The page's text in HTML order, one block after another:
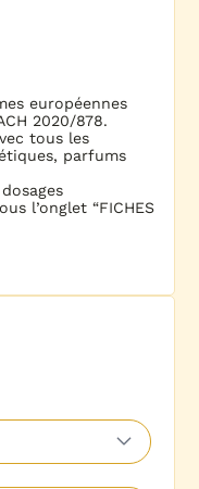
européennes
2020/878.
tous les
parfums
l’onglet “FICHES